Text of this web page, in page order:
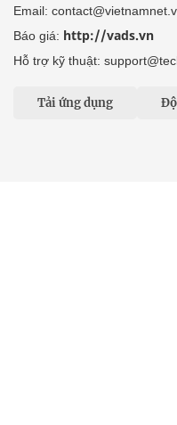
Email:
Báo giá: http://vads.vn
Hỗ trợ kỹ thuật:
Tải ứng dụng